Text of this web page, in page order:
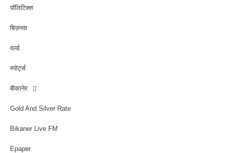
पॉलिटिक्स
बिज़नस
वर्ल्ड
स्पोर्ट्स
बीकानेर
Gold And Silver Rate
Bikaner Live FM
Epaper